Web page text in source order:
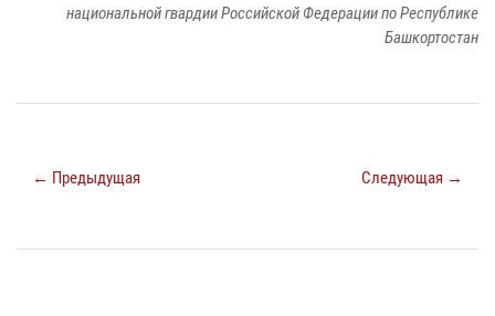
национальной гвардии Российской Федерации по Республике
Башкортостан
← Предыдущая Следующая →